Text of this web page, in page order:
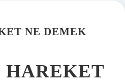
NE DEMEK
HAREKET